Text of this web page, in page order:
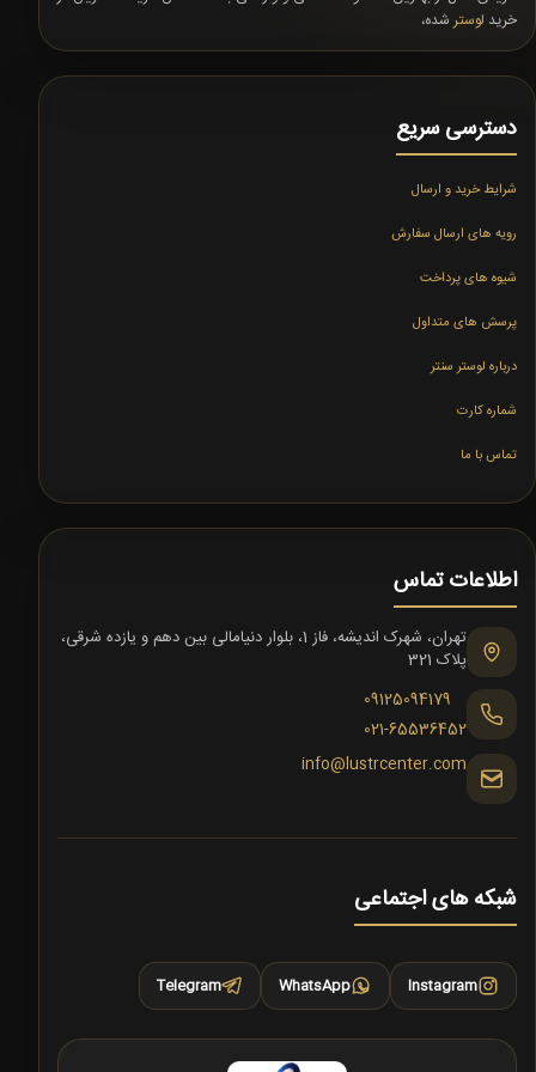
خرید لوستر شده،
دسترسی سریع
شرایط خرید و ارسال
رویه های ارسال سفارش
شیوه های پرداخت
پرسش های متداول
درباره لوستر سنتر
شماره کارت
تماس با ما
اطلاعات تماس
تهران، شهرک اندیشه، فاز 1، بلوار دنیامالی بین دهم و یازده شرقی،
پلاک 321
09125094179
021-65536452
info@lustrcenter.com
شبکه های اجتماعی
Instagram
WhatsApp
Telegram